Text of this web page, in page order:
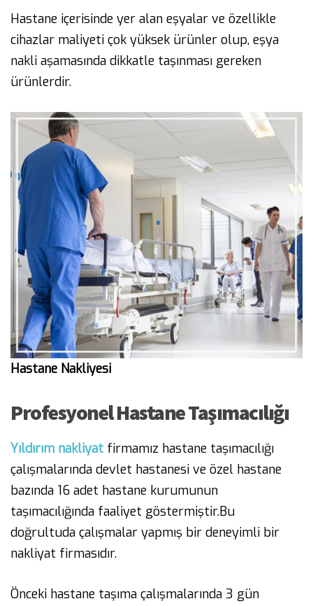
Hastane içerisinde yer alan eşyalar ve özellikle
cihazlar maliyeti çok yüksek ürünler olup, eşya
nakli aşamasında dikkatle taşınması gereken
ürünlerdir.
Hastane Nakliyesi
Profesyonel Hastane Taşımacılığı
Yıldırım nakliyat firmamız hastane taşımacılığı
çalışmalarında devlet hastanesi ve özel hastane
bazında 16 adet hastane kurumunun
taşımacılığında faaliyet göstermiştir.Bu
doğrultuda çalışmalar yapmış bir deneyimli bir
nakliyat firmasıdır.
Önceki hastane taşıma çalışmalarında 3 gün